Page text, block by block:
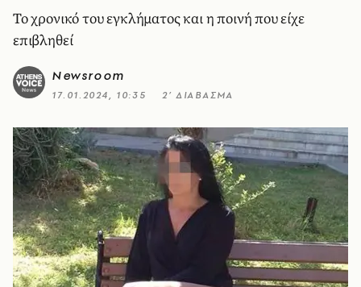
Το χρονικό του εγκλήματος και η ποινή που είχε
επιβληθεί
Newsroom
17.01.2024, 10:35 2’ ΔΙΑΒΑΣΜΑ